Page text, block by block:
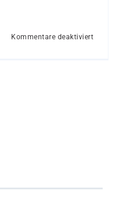
Kommentare deaktiviertfür